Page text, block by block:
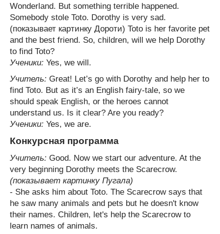
Wonderland. But something terrible happened.
Somebody stole Toto. Dorothy is very sad.
(показывает картинку Дороти) Toto is her favorite pet
and the best friend. So, children, will we help Dorothy
to find Toto?
Ученики: Yes, we will.
Учитель: Great! Let’s go with Dorothy and help her to
find Toto. But as it’s an English fairy-tale, so we
should speak English, or the heroes cannot
understand us. Is it clear? Are you ready?
Ученики: Yes, we are.
Конкурсная программа
Учитель: Good. Now we start our adventure. At the
very beginning Dorothy meets the Scarecrow.
(показывает картинку Пугала)
- She asks him about Toto. The Scarecrow says that
he saw many animals and pets but he doesn't know
their names. Children, let's help the Scarecrow to
learn names of animals.